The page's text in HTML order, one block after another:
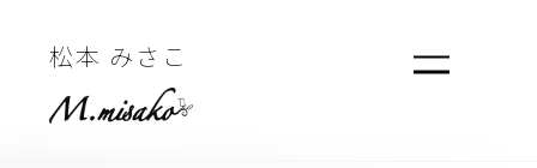
松本 みさこ